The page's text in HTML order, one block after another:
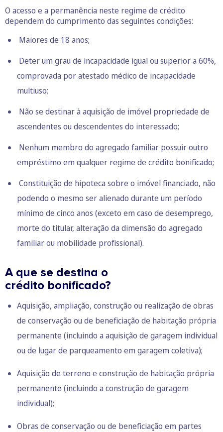
O acesso e a permanência neste regime de crédito
dependem do cumprimento das seguintes condições:
Maiores de 18 anos;
Deter um grau de incapacidade igual ou superior a 60%,
comprovada por atestado médico de incapacidade
multiuso;
Não se destinar à aquisição de imóvel propriedade de
ascendentes ou descendentes do interessado;
Nenhum membro do agregado familiar possuir outro
empréstimo em qualquer regime de crédito bonificado;
Constituição de hipoteca sobre o imóvel financiado, não
podendo o mesmo ser alienado durante um período
mínimo de cinco anos (exceto em caso de desemprego,
morte do titular, alteração da dimensão do agregado
familiar ou mobilidade profissional).
A que se destina o
crédito bonificado?
Aquisição, ampliação, construção ou realização de obras
de conservação ou de beneficiação de habitação própria
permanente (incluindo a aquisição de garagem individual
ou de lugar de parqueamento em garagem coletiva);
Aquisição de terreno e construção de habitação própria
permanente (incluindo a construção de garagem
individual);
Obras de conservação ou de beneficiação em partes